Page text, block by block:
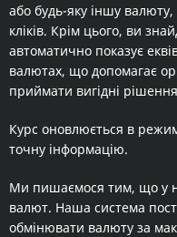
або будь-яку іншу валюту,
кліків. Крім цього, ви
автоматично показує
валютах, що допомагає
приймати вигідні
Курс оновлюється в
точну інформацію.
Ми пишаємося тим, що у
валют. Наша система
обмінювати валюту за